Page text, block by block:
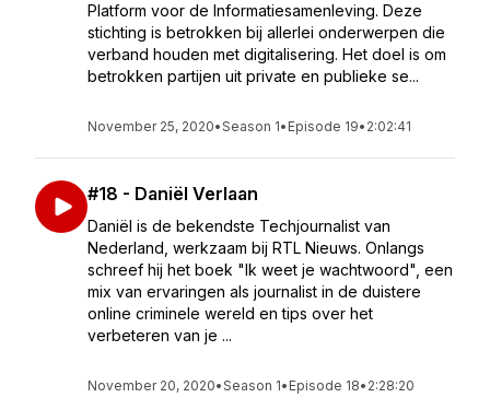
Platform voor de Informatiesamenleving. Deze
stichting is betrokken bij allerlei onderwerpen die
verband houden met digitalisering. Het doel is om
betrokken partijen uit private en publieke se...
November 25, 2020•Season 1• Episode 19• 2:02:41
#18 - Daniël Verlaan
Daniël is de bekendste Techjournalist van
Nederland, werkzaam bij RTL Nieuws. Onlangs
schreef hij het boek "Ik weet je wachtwoord", een
mix van ervaringen als journalist in de duistere
online criminele wereld en tips over het
verbeteren van je ...
November 20, 2020•Season 1• Episode 18• 2:28:20